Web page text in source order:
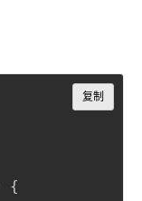
{
复制
Copy